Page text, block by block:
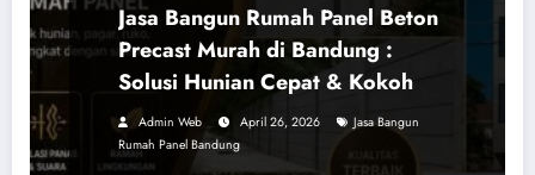
Jasa Bangun Rumah Panel Beton
Precast Murah di Bandung :
Solusi Hunian Cepat & Kokoh
Admin Web April 26, 2026
Jasa Bangun
Rumah Panel Bandung